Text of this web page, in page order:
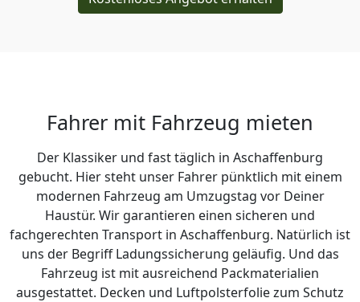
Fahrer mit Fahrzeug mieten
Der Klassiker und fast täglich in Aschaffenburg
gebucht. Hier steht unser Fahrer pünktlich mit einem
modernen Fahrzeug am Umzugstag vor Deiner
Haustür. Wir garantieren einen sicheren und
fachgerechten Transport in Aschaffenburg. Natürlich ist
uns der Begriff Ladungssicherung geläufig. Und das
Fahrzeug ist mit ausreichend Packmaterialien
ausgestattet. Decken und Luftpolsterfolie zum Schutz